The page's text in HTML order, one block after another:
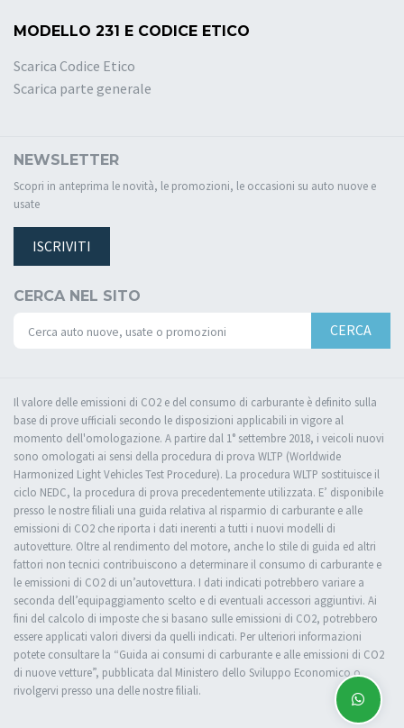
MODELLO 231 E CODICE ETICO
Scarica Codice Etico
Scarica parte generale
NEWSLETTER
Scopri in anteprima le novità, le promozioni, le occasioni su auto nuove e
usate
ISCRIVITI
CERCA NEL SITO
CERCA
Il valore delle emissioni di CO2 e del consumo di carburante è definito sulla
base di prove ufficiali secondo le disposizioni applicabili in vigore al
momento dell'omologazione. A partire dal 1° settembre 2018, i veicoli nuovi
sono omologati ai sensi della procedura di prova WLTP (Worldwide
Harmonized Light Vehicles Test Procedure). La procedura WLTP sostituisce il
ciclo NEDC, la procedura di prova precedentemente utilizzata. E’ disponibile
presso le nostre filiali una guida relativa al risparmio di carburante e alle
emissioni di CO2 che riporta i dati inerenti a tutti i nuovi modelli di
autovetture. Oltre al rendimento del motore, anche lo stile di guida ed altri
fattori non tecnici contribuiscono a determinare il consumo di carburante e
le emissioni di CO2 di un’autovettura. I dati indicati potrebbero variare a
seconda dell’equipaggiamento scelto e di eventuali accessori aggiuntivi. Ai
fini del calcolo di imposte che si basano sulle emissioni di CO2, potrebbero
essere applicati valori diversi da quelli indicati. Per ulteriori informazioni
potete consultare la “Guida ai consumi di carburante e alle emissioni di CO2
di nuove vetture”, pubblicata dal Ministero dello Sviluppo Economico o
rivolgervi presso una delle nostre filiali.